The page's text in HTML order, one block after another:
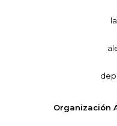
Organización